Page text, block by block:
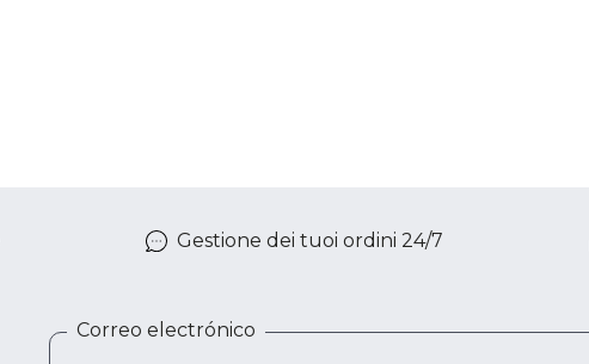
Gestione dei tuoi ordini 24/7
Correo electrónico